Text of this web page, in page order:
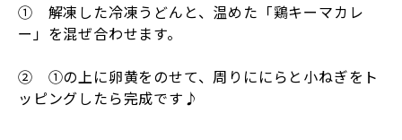
① 解凍した冷凍うどんと、温めた「鶏キーマカレ
ー」を混ぜ合わせます。
② ①の上に卵黄をのせて、周りににらと小ねぎをト
ッピングしたら完成です♪